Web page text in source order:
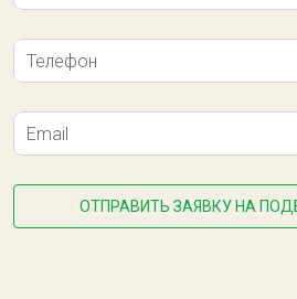
Резина сквиджа передняя
Телефон
Email
ОТПРАВИТЬ ЗАЯВКУ НА